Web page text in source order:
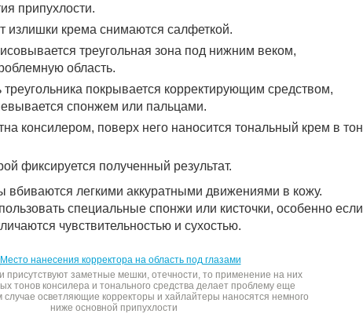
припухлости.
излишки крема снимаются салфеткой.
треугольная зона под нижним веком,
область.
треугольника покрывается корректирующим средством,
спонжем или пальцами.
консилером, поверх него наносится тональный крем в тон
фиксируется полученный результат.
вбиваются легкими аккуратными движениями в кожу.
специальные спонжи или кисточки, особенно если
чувствительностью и сухостью.
присутствуют заметные мешки, отечности, то применение на них
тонов консилера и тонального средства делает проблему еще
случае осветляющие корректоры и хайлайтеры наносятся немного
ниже основной припухлости